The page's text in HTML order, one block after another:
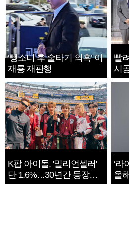
‘뺑소니 후 술타기 의혹’ 이
재룡 재판행
빨
시
지
K팝 아이돌, '밀리언셀러'
단 1.6%…30년간 등장
1182개팀 전수조사
‘라
올
확